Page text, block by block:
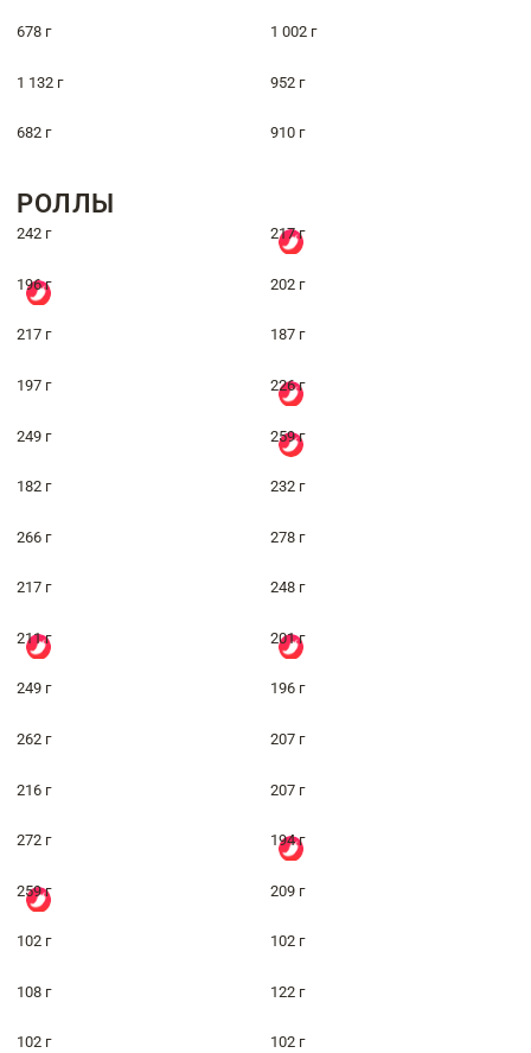
678 г 1 002 г
1 132 г 952 г
682 г 910 г
РОЛЛЫ
242 г 217 г
196 г 202 г
217 г 187 г
197 г 226 г
249 г 259 г
182 г 232 г
266 г 278 г
217 г 248 г
211 г 201 г
249 г 196 г
262 г 207 г
216 г 207 г
272 г 194 г
259 г 209 г
102 г 102 г
108 г 122 г
102 г 102 г